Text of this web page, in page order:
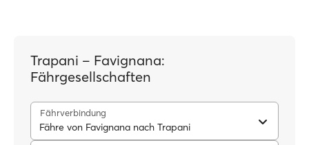
Trapani – Favignana:
Fährgesellschaften
Fährverbindung
Fähre von Favignana nach Trapani